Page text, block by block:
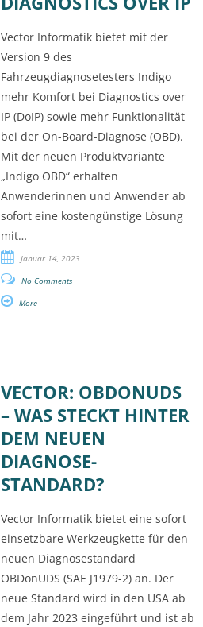
Vector Informatik bietet mit der
Version 9 des
Fahrzeugdiagnosetesters Indigo
mehr Komfort bei Diagnostics over
IP (DoIP) sowie mehr Funktionalität
bei der On-Board-Diagnose (OBD).
Mit der neuen Produktvariante
„Indigo OBD“ erhalten
Anwenderinnen und Anwender ab
sofort eine kostengünstige Lösung
mit…
Januar 14, 2023
No Comments
More
VECTOR: OBDONUDS
– WAS STECKT HINTER
DEM NEUEN
DIAGNOSE-
STANDARD?
Vector Informatik bietet eine sofort
einsetzbare Werkzeugkette für den
neuen Diagnosestandard
OBDonUDS (SAE J1979-2) an. Der
neue Standard wird in den USA ab
dem Jahr 2023 eingeführt und ist ab